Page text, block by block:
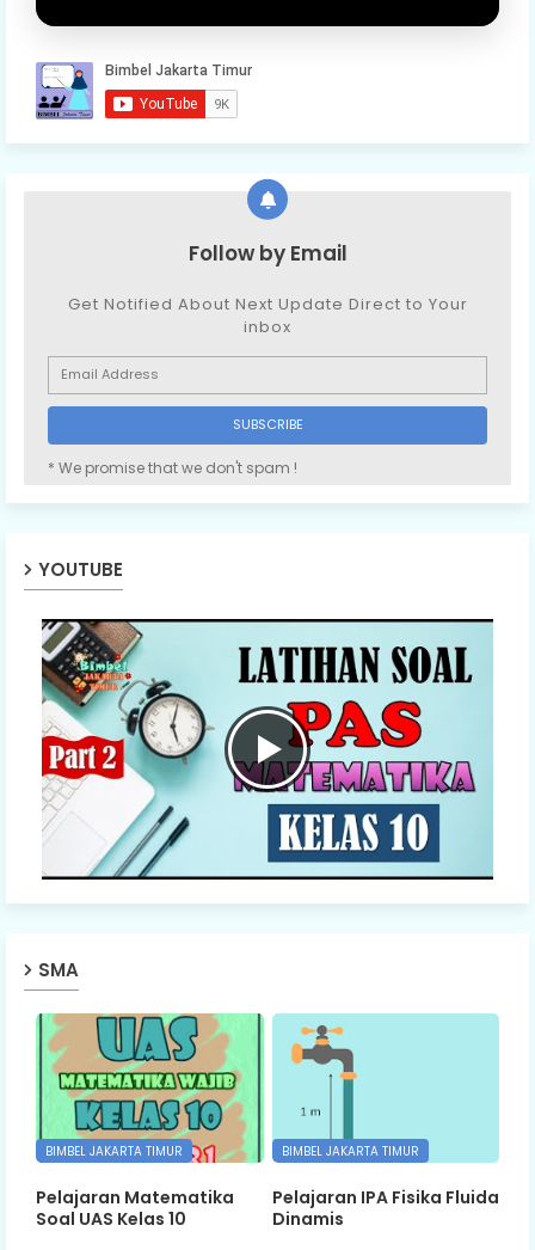
Follow by Email
Get Notified About Next Update Direct to Your
inbox
* We promise that we don't spam !
YOUTUBE
SMA
BIMBEL JAKARTA TIMUR
Pelajaran Matematika
Soal UAS Kelas 10
BIMBEL JAKARTA TIMUR
Pelajaran IPA Fisika Fluida
Dinamis